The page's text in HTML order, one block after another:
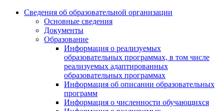
Сведения об образовательной организации
Основные сведения
Документы
Образование
Информация о реализуемых
образовательных программах, в том числе
реализуемых адаптированных
образовательных программах
Информация об описании образовательных
программ
Информация о численности обучающихся